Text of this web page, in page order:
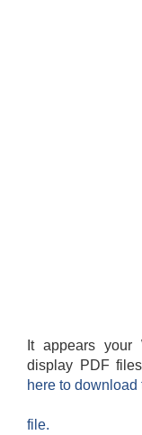
It appears
display PDF
here to download
file.